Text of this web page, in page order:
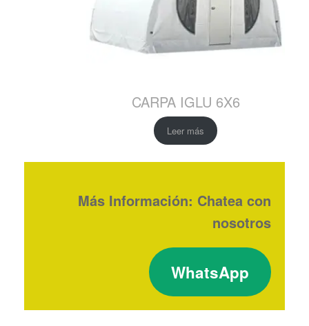
CARPA IGLU 6X6
Leer más
Más Información: Chatea con
nosotros
WhatsApp